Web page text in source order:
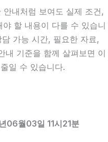
내처럼 보여도 실제 조건,
할 내용이 다를 수 있습니
가능 시간, 필요한 자료,
내 기준을 함께 살펴보면 이
일 수 있습니다.
06월03일 11시21분